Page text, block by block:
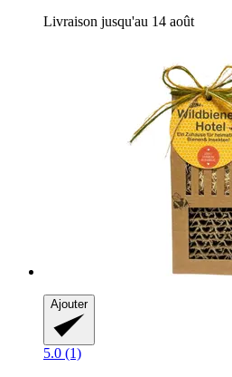
Livraison jusqu'au 14 août
Ajouter
5.0 (1)